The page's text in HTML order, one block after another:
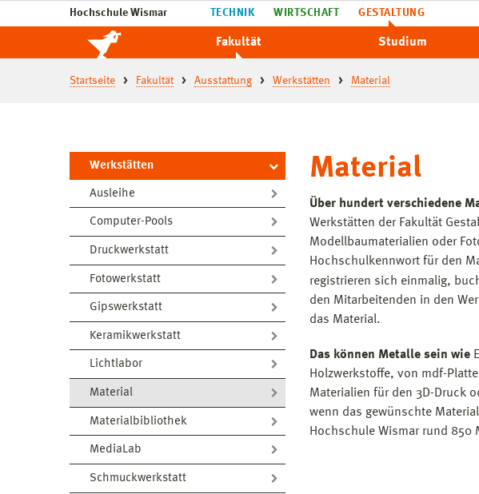
Hochschule Wismar TECHNIK WIRTSCHAFT GESTALTUNG
Fakultät Studium
Startseite Fakultät Ausstattung Werkstätten Material
Werkstätten
Ausleihe
Computer-Pools
Druckwerkstatt
Fotowerkstatt
Gipswerkstatt
Keramikwerkstatt
Lichtlabor
Material
Materialbibliothek
MediaLab
Schmuckwerkstatt
Material
Über hundert verschiedene
Werkstätten der Fakultät
Modellbaumaterialien oder
Hochschulkennwort für den
registrieren sich einmalig,
den Mitarbeitenden in den
das Material.
Das können Metalle sein wie
Holzwerkstoffe, von mdf-
Materialien für den 3D-Druck
wenn das gewünschte
Hochschule Wismar rund 850